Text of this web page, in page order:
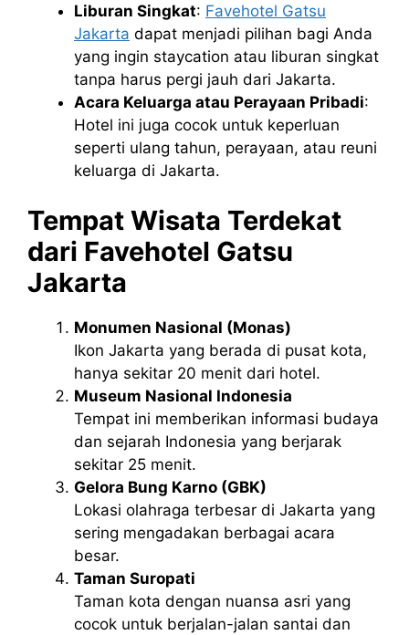
Liburan Singkat: Favehotel Gatsu
Jakarta dapat menjadi pilihan bagi Anda
yang ingin staycation atau liburan singkat
tanpa harus pergi jauh dari Jakarta.
Acara Keluarga atau Perayaan Pribadi:
Hotel ini juga cocok untuk keperluan
seperti ulang tahun, perayaan, atau reuni
keluarga di Jakarta.
Tempat Wisata Terdekat
dari Favehotel Gatsu
Jakarta
Monumen Nasional (Monas)
Ikon Jakarta yang berada di pusat kota,
hanya sekitar 20 menit dari hotel.
Museum Nasional Indonesia
Tempat ini memberikan informasi budaya
dan sejarah Indonesia yang berjarak
sekitar 25 menit.
Gelora Bung Karno (GBK)
Lokasi olahraga terbesar di Jakarta yang
sering mengadakan berbagai acara
besar.
Taman Suropati
Taman kota dengan nuansa asri yang
cocok untuk berjalan-jalan santai dan